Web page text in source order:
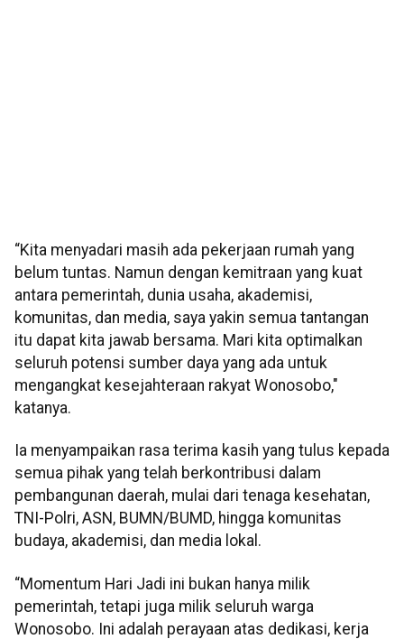
“Kita menyadari masih ada pekerjaan rumah yang
belum tuntas. Namun dengan kemitraan yang kuat
antara pemerintah, dunia usaha, akademisi,
komunitas, dan media, saya yakin semua tantangan
itu dapat kita jawab bersama. Mari kita optimalkan
seluruh potensi sumber daya yang ada untuk
mengangkat kesejahteraan rakyat Wonosobo,"
katanya.
Ia menyampaikan rasa terima kasih yang tulus kepada
semua pihak yang telah berkontribusi dalam
pembangunan daerah, mulai dari tenaga kesehatan,
TNI-Polri, ASN, BUMN/BUMD, hingga komunitas
budaya, akademisi, dan media lokal.
“Momentum Hari Jadi ini bukan hanya milik
pemerintah, tetapi juga milik seluruh warga
Wonosobo. Ini adalah perayaan atas dedikasi, kerja